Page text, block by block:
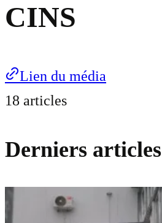
CINS
Lien du média
18 articles
Derniers articles